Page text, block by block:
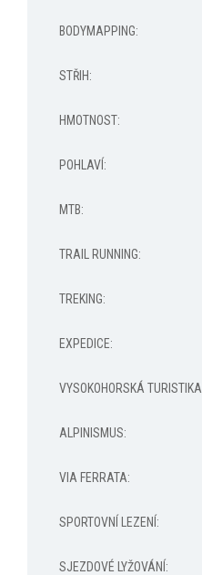
BODYMAPPING:
STŘIH:
HMOTNOST:
POHLAVÍ :
MTB:
TRAIL RUNNING:
TREKING:
EXPEDICE:
VYSOKOHORSKÁ TURISTIKA
ALPINISMUS:
VIA FERRATA:
SPORTOVNÍ LEZENÍ :
SJEZDOVÉ LYŽOVÁNÍ :